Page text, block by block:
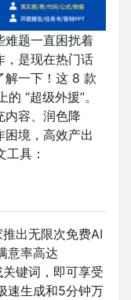
难题一直困扰着
，是现在热门话
解一下！这 8 款
“超级外援”。
内容、润色降
境，高效产出
具：
推出无限次免费AI
意率高达
键词，即可享受
速生成和5分钟万